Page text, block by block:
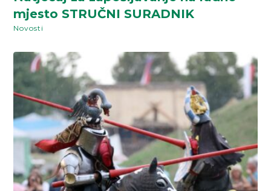
mjesto STRUČNI SURADNIK
Novosti